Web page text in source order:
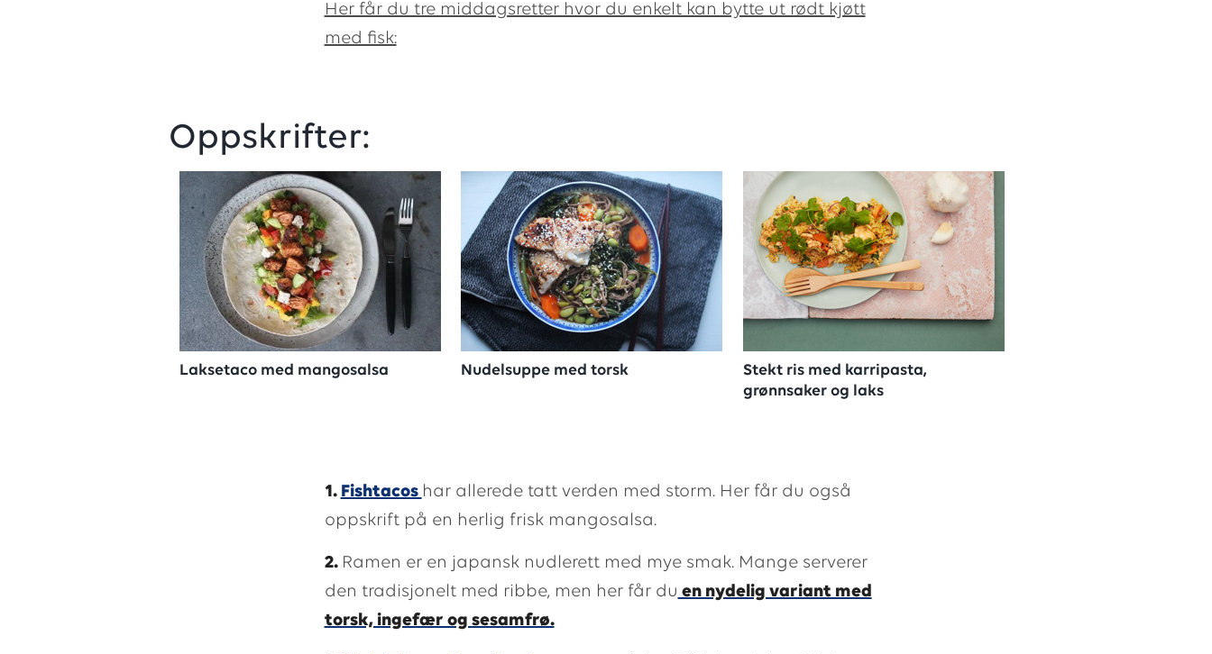
Her får du tre middagsretter hvor du enkelt kan bytte ut rødt kjøtt
med fisk:
Oppskrifter:
Laksetaco med mangosalsa Nudelsuppe med torsk
Stekt ris med karripasta,
grønnsaker og laks
1. Fishtacos har allerede tatt verden med storm. Her får du også
oppskrift på en herlig frisk mangosalsa.
2. Ramen er en japansk nudlerett med mye smak. Mange serverer
den tradisjonelt med ribbe, men her får du en nydelig variant med
torsk, ingefær og sesamfrø.